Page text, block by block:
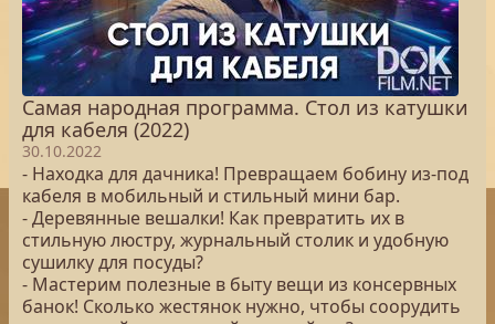
Самая народная программа. Стол из катушки
для кабеля (2022)
30.10.2022
- Находка для дачника! Превращаем бобину из-под
кабеля в мобильный и стильный мини бар.
- Деревянные вешалки! Как превратить их в
стильную люстру, журнальный столик и удобную
сушилку для посуды?
- Мастерим полезные в быту вещи из консервных
банок! Сколько жестянок нужно, чтобы соорудить